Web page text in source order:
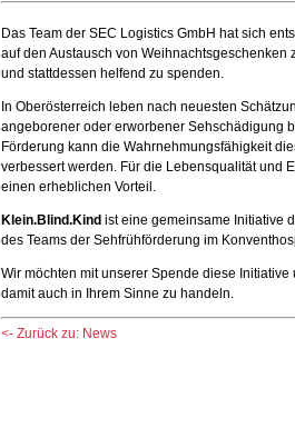
Das Team der SEC Logistics GmbH hat sich
auf den Austausch von Weihnachtsgeschenken
und stattdessen helfend zu spenden.
In Oberösterreich leben nach neuesten
angeborener oder erworbener Sehschädigung
Förderung kann die Wahrnehmungsfähigkeit
verbessert werden. Für die Lebensqualität und
einen erheblichen Vorteil.
Klein.Blind.Kind ist eine gemeinsame Initiative
des Teams der Sehfrühförderung im
Wir möchten mit unserer Spende diese Initiative
damit auch in Ihrem Sinne zu handeln.
<- Zurück zu: News